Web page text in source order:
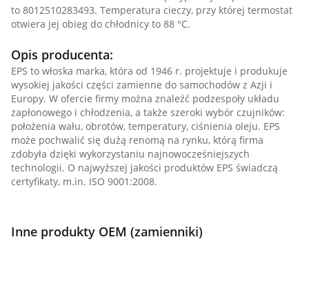
to 8012510283493. Temperatura cieczy, przy której termostat
otwiera jej obieg do chłodnicy to 88 °C.
Opis producenta:
EPS to włoska marka, która od 1946 r. projektuje i produkuje
wysokiej jakości części zamienne do samochodów z Azji i
Europy. W ofercie firmy można znaleźć podzespoły układu
zapłonowego i chłodzenia, a także szeroki wybór czujników:
położenia wału, obrotów, temperatury, ciśnienia oleju. EPS
może pochwalić się dużą renomą na rynku, którą firma
zdobyła dzięki wykorzystaniu najnowocześniejszych
technologii. O najwyższej jakości produktów EPS świadczą
certyfikaty, m.in. ISO 9001:2008.
Inne produkty OEM (zamienniki)